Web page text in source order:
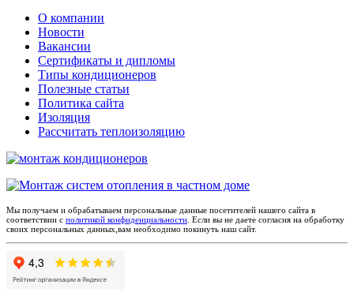
О компании
Новости
Вакансии
Сертификаты и дипломы
Типы кондиционеров
Полезные статьи
Политика сайта
Изоляция
Рассчитать теплоизоляцию
Мы получаем и обрабатываем персональные данные посетителей нашего сайта в
соответствии с политикой конфиденциальности . Если вы не даете согласия на обработку
своих персональных данных,вам необходимо покинуть наш сайт.